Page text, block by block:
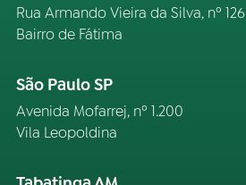
Rua Armando Vieira da Silva, nº 126
Bairro de Fátima
São Paulo SP
Avenida Mofarrej, nº 1.200
Vila Leopoldina